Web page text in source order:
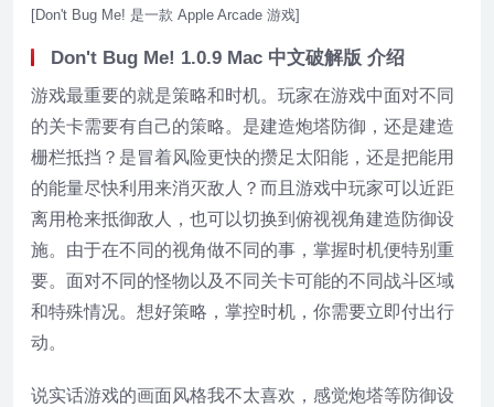
[Don't Bug Me! 是一款 Apple Arcade 游戏]
Don't Bug Me! 1.0.9 Mac 中文破解版 介绍
游戏最重要的就是策略和时机。玩家在游戏中面对不同
的关卡需要有自己的策略。是建造炮塔防御，还是建造
栅栏抵挡？是冒着风险更快的攒足太阳能，还是把能用
的能量尽快利用来消灭敌人？而且游戏中玩家可以近距
离用枪来抵御敌人，也可以切换到俯视视角建造防御设
施。由于在不同的视角做不同的事，掌握时机便特别重
要。面对不同的怪物以及不同关卡可能的不同战斗区域
和特殊情况。想好策略，掌控时机，你需要立即付出行
动。
说实话游戏的画面风格我不太喜欢，感觉炮塔等防御设